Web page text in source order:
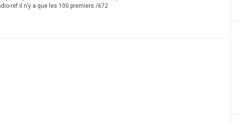
ref il n’y a que les 100 premiers /672